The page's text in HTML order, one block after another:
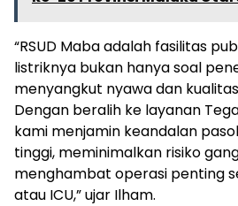
“RSUD Maba adalah fasilitas
listriknya bukan hanya soal
menyangkut nyawa dan
Dengan beralih ke layanan
kami menjamin keandalan
tinggi, meminimalkan risiko
menghambat operasi penting
atau ICU,” ujar Ilham.